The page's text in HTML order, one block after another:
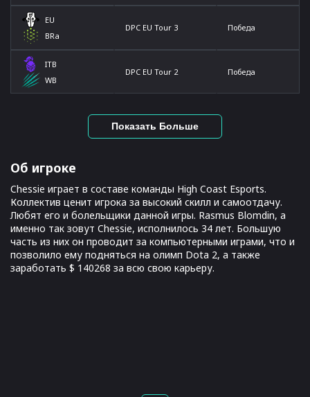
EU
BRa
DPC EU Tour 3 Победа
ITB
WB
DPC EU Tour 2 Победа
Показать Больше
Об игроке
Chessie играет в составе команды High Coast Esports.
Коллектив ценит игрока за высокий скилл и самоотдачу.
Любят его и болельщики данной игры. Rasmus Blomdin, а
именно так зовут Chessie, исполнилось 34 лет. Большую
часть из них он проводит за компьютерными играми, что и
позволило ему подняться на олимп Dota 2, а также
заработать $ 140268 за всю свою карьеру.